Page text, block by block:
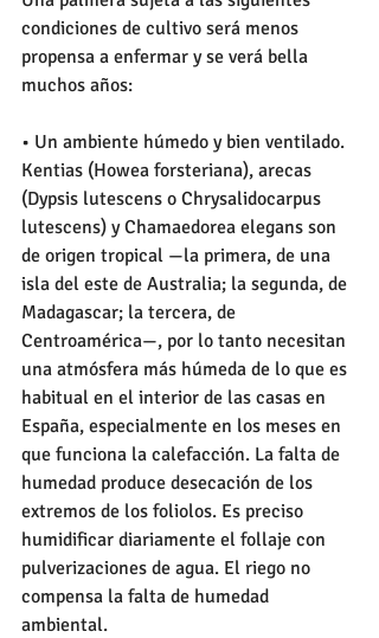
condiciones de cultivo será menos
propensa a enfermar y se verá bella
muchos años:
• Un ambiente húmedo y bien ventilado.
Kentias (Howea forsteriana), arecas
(Dypsis lutescens o Chrysalidocarpus
lutescens) y Chamaedorea elegans son
de origen tropical —la primera, de una
isla del este de Australia; la segunda, de
Madagascar; la tercera, de
Centroamérica—, por lo tanto necesitan
una atmósfera más húmeda de lo que es
habitual en el interior de las casas en
España, especialmente en los meses en
que funciona la calefacción. La falta de
humedad produce desecación de los
extremos de los foliolos. Es preciso
humidificar diariamente el follaje con
pulverizaciones de agua. El riego no
compensa la falta de humedad
ambiental.